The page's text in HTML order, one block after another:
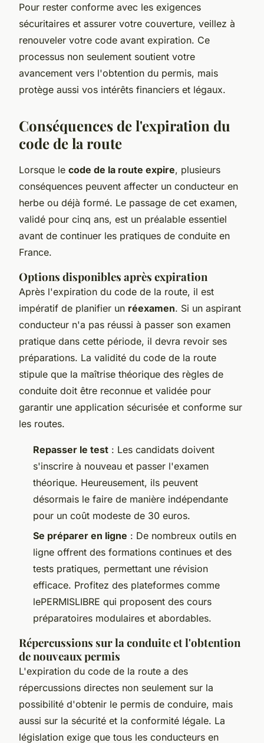
Pour rester conforme avec les exigences
sécuritaires et assurer votre couverture, veillez à
renouveler votre code avant expiration. Ce
processus non seulement soutient votre
avancement vers l'obtention du permis, mais
protège aussi vos intérêts financiers et légaux.
Conséquences de l'expiration du
code de la route
Lorsque le code de la route expire, plusieurs
conséquences peuvent affecter un conducteur en
herbe ou déjà formé. Le passage de cet examen,
validé pour cinq ans, est un préalable essentiel
avant de continuer les pratiques de conduite en
France.
Options disponibles après expiration
Après l'expiration du code de la route, il est
impératif de planifier un réexamen. Si un aspirant
conducteur n'a pas réussi à passer son examen
pratique dans cette période, il devra revoir ses
préparations. La validité du code de la route
stipule que la maîtrise théorique des règles de
conduite doit être reconnue et validée pour
garantir une application sécurisée et conforme sur
les routes.
Repasser le test : Les candidats doivent
s'inscrire à nouveau et passer l'examen
théorique. Heureusement, ils peuvent
désormais le faire de manière indépendante
pour un coût modeste de 30 euros.
Se préparer en ligne : De nombreux outils en
ligne offrent des formations continues et des
tests pratiques, permettant une révision
efficace. Profitez des plateformes comme
lePERMISLIBRE qui proposent des cours
préparatoires modulaires et abordables.
Répercussions sur la conduite et l'obtention
de nouveaux permis
L'expiration du code de la route a des
répercussions directes non seulement sur la
possibilité d'obtenir le permis de conduire, mais
aussi sur la sécurité et la conformité légale. La
législation exige que tous les conducteurs en